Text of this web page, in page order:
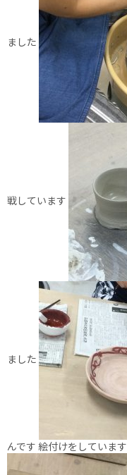
ました
戦しています
ました
んです 絵付けをしています